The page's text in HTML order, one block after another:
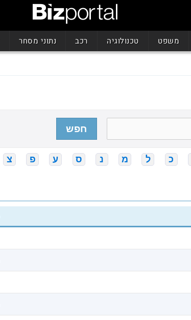
משפט טכנולוגיה רכב נתוני מסחר
חפש
כ ל מ נ ס ע פ צ